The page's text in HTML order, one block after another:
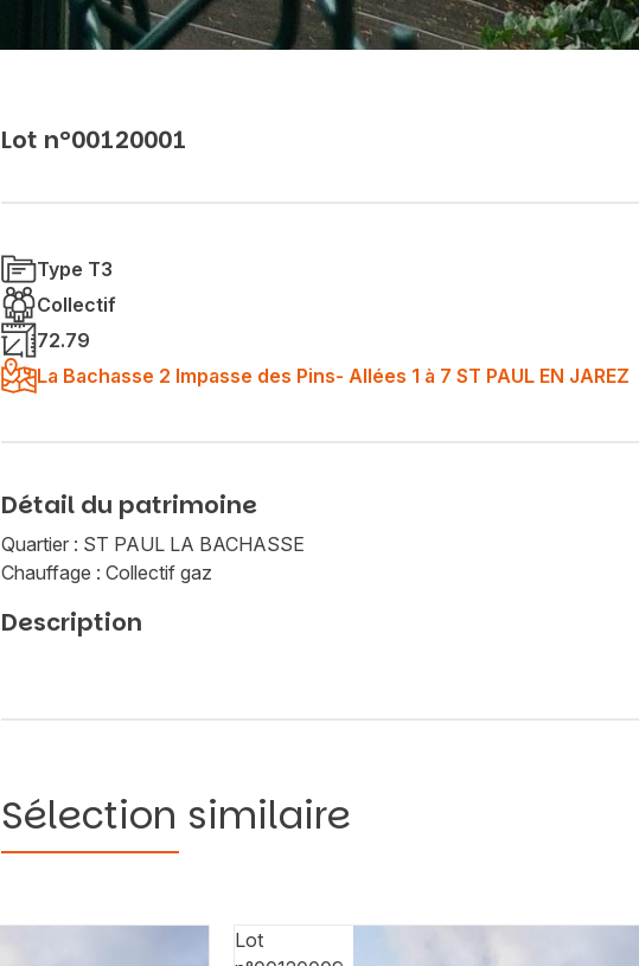
Lot n°00120001
Type T3
Collectif
72.79
La Bachasse 2 Impasse des Pins- Allées 1 à 7 ST PAUL EN JAREZ
Détail du patrimoine
Quartier : ST PAUL LA BACHASSE
Chauffage : Collectif gaz
Description
Sélection similaire
Lot